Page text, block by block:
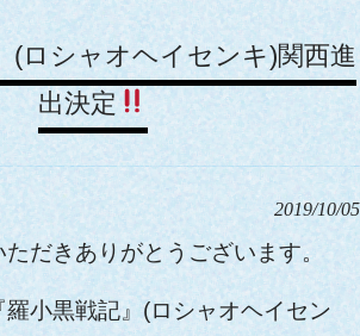
(ロシャオヘイセンキ)関西進
出決定
2019/10/05
だきありがとうございます。
小黒戦記』(ロシャオヘイセン